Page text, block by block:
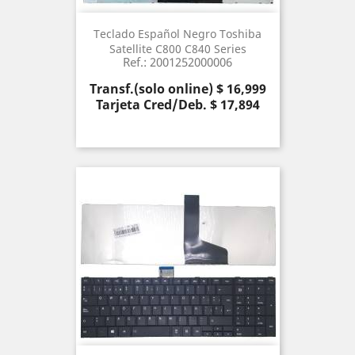
Teclado Español Negro Toshiba
Satellite C800 C840 Series
Ref.: 2001252000006
Precio
Transf.(solo online) $ 16,999
Tarjeta Cred/Deb. $ 17,894